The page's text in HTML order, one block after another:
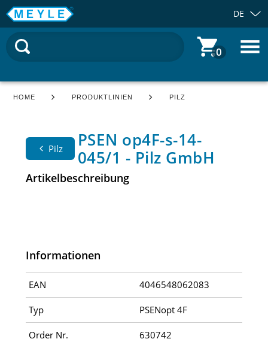
DE
0
HOME PRODUKTLINIEN PILZ
Pilz
PSEN op4F-s-14-
045/1 - Pilz GmbH
Artikelbeschreibung
Informationen
EAN 4046548062083
Typ PSENopt 4F
Order Nr. 630742